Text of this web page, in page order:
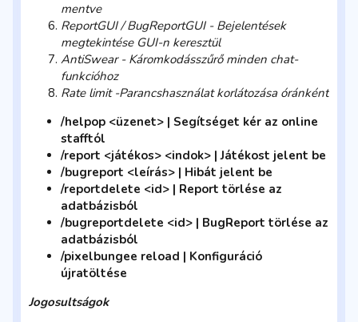
mentve
ReportGUI / BugReportGUI - Bejelentések
megtekintése GUI-n keresztül
AntiSwear - Káromkodásszűrő minden chat-
funkcióhoz
Rate limit -Parancshasználat korlátozása óránként
/helpop <üzenet> | Segítséget kér az online
stafftól
/report <játékos> <indok> | Játékost jelent be
/bugreport <leírás> | Hibát jelent be
/reportdelete <id> | Report törlése az
adatbázisból
/bugreportdelete <id> | BugReport törlése az
adatbázisból
/pixelbungee reload | Konfiguráció
újratöltése
Jogosultságok